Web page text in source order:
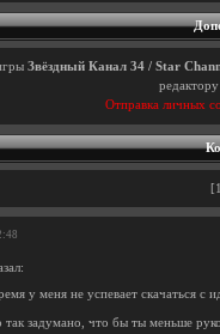
Звёздный Канал 34 / Star
Отправка личных
у меня не успевает скачаться с
так задумано, что бы ты меньше